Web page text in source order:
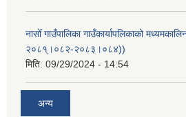
नासोँ गाउँपालिका गाउँकार्यापलिकाको
२०८१्।०८२-२०८३।०८४))
मिति: 09/29/2024 - 14:54
अन्य